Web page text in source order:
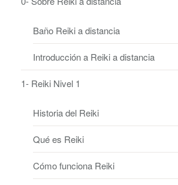
Baño Reiki a distancia
Introducción a Reiki a distancia
1- Reiki Nivel 1
Historia del Reiki
Qué es Reiki
Cómo funciona Reiki